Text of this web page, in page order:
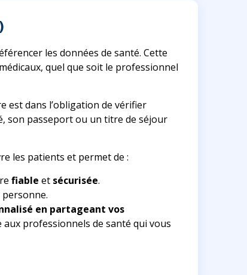
les données de santé. Cette
quel que soit le professionnel
est dans l’obligation de vérifier
son passeport ou un titre de séjour
les patients et permet de :
fiable et sécurisée.
personne.
en partageant vos
aux professionnels de santé qui vous